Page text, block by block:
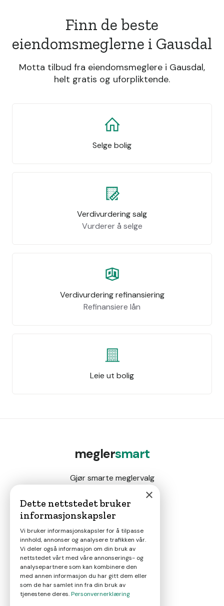
Finn de beste
eiendomsmeglerne i Gausdal
Motta tilbud fra eiendomsmeglere i Gausdal,
helt gratis og uforpliktende.
Selge bolig
Verdivurdering salg
Vurderer å selge
Verdivurdering refinansiering
Refinansiere lån
Leie ut bolig
meglersmart
Gjør smarte meglervalg
Magasin
Nyheter
Om oss
×
Dette nettstedet bruker
informasjonskapsler
Vi bruker informasjonskapsler for å tilpasse
innhold, annonser og analysere trafikken vår.
Vi deler også informasjon om din bruk av
nettstedet vårt med våre annonserings- og
analysepartnere som kan kombinere den
med annen informasjon du har gitt dem eller
som de har samlet inn fra din bruk av
tjenestene deres.Personvernerklæring